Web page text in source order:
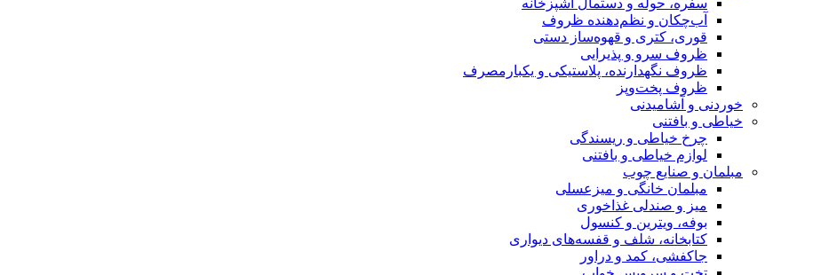
سفره، حوله و دستمال آشپزخانه
آب‌چکان و نظم‌دهنده ظروف
قوری، کتری و قهوه‌ساز دستی
ظروف سرو و پذیرایی
ظروف نگهدارنده، پلاستیکی و یکبارمصرف
ظروف پخت‌وپز
خوردنی و آشامیدنی
خیاطی و بافتنی
چرخ خیاطی و ریسندگی
لوازم خیاطی و بافتنی
مبلمان و صنایع چوب
مبلمان خانگی و میزعسلی
میز و صندلی غذاخوری
بوفه، ویترین و کنسول
کتابخانه، شلف و قفسه‌های دیواری
جاکفشی، کمد و دراور